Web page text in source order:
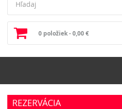
0 položiek - 0,00 €
REZERVÁCIA